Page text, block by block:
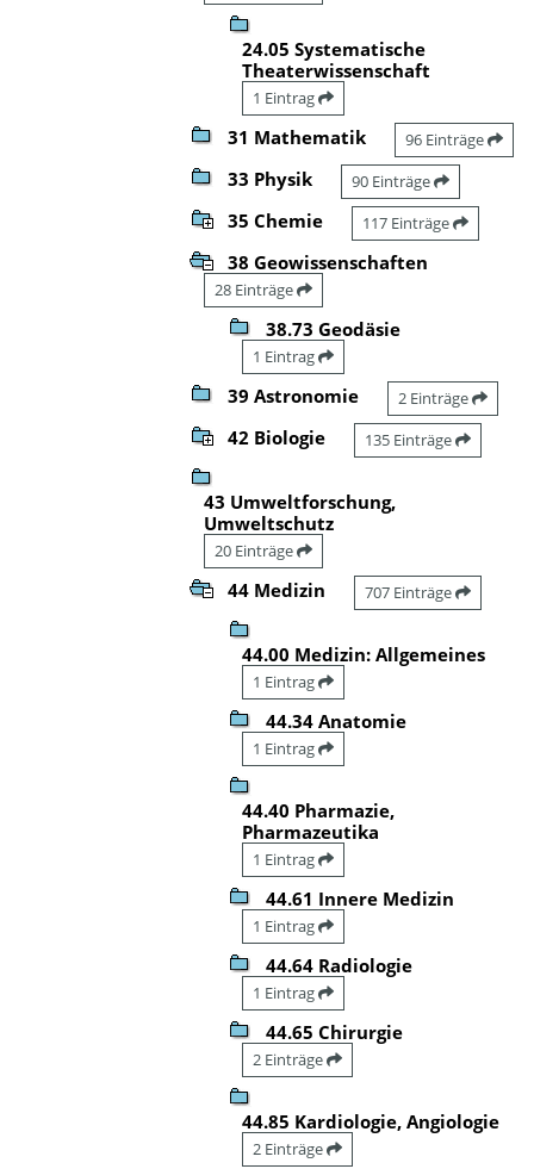
24.05 Systematische
Theaterwissenschaft
1 Eintrag
31 Mathematik 96 Einträge
33 Physik 90 Einträge
35 Chemie 117 Einträge
38 Geowissenschaften
28 Einträge
38.73 Geodäsie
1 Eintrag
39 Astronomie 2 Einträge
42 Biologie 135 Einträge
43 Umweltforschung,
Umweltschutz
20 Einträge
44 Medizin 707 Einträge
44.00 Medizin: Allgemeines
1 Eintrag
44.34 Anatomie
1 Eintrag
44.40 Pharmazie,
Pharmazeutika
1 Eintrag
44.61 Innere Medizin
1 Eintrag
44.64 Radiologie
1 Eintrag
44.65 Chirurgie
2 Einträge
44.85 Kardiologie, Angiologie
2 Einträge